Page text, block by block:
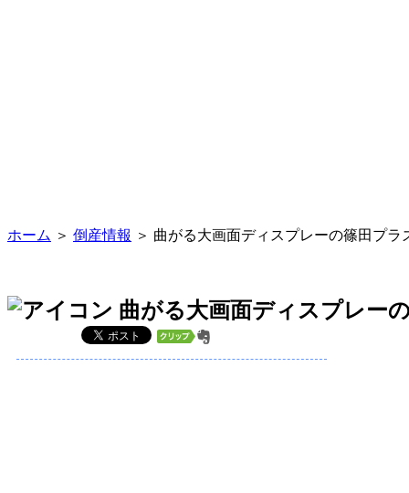
ホーム ＞ 倒産情報 ＞ 曲がる大画面ディスプレーの篠田プラ
曲がる大画面ディスプレー